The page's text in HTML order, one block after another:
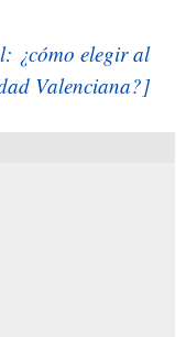
¿cómo elegir al
Valenciana?]